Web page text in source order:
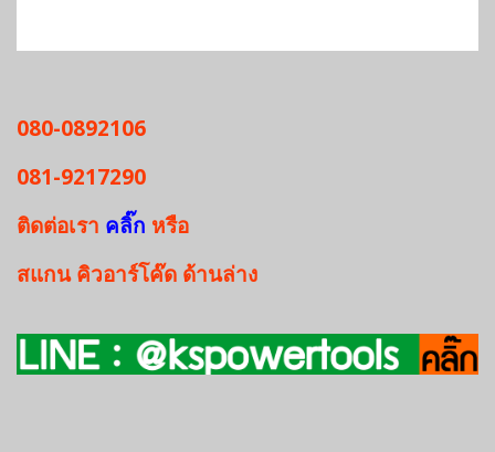
080-0892106
081-9217290
ติดต่อเรา คลิ๊ก หรือ
สแกนคิวอาร์โค๊ด ด้านล่าง